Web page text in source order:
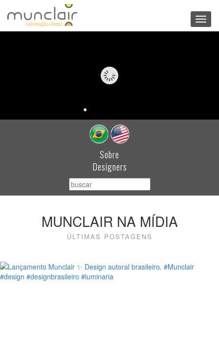
Sobre
Designers
MUNCLAIR NA MÍDIA
ÚLTIMAS POSTAGENS